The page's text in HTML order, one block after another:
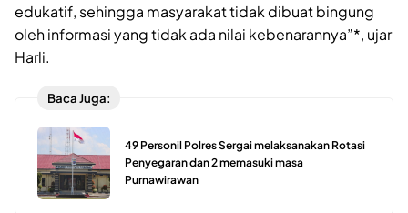
edukatif, sehingga masyarakat tidak dibuat bingung
oleh informasi yang tidak ada nilai kebenarannya”*, ujar
Harli.
Baca Juga:
49 Personil Polres Sergai melaksanakan Rotasi
Penyegaran dan 2 memasuki masa
Purnawirawan